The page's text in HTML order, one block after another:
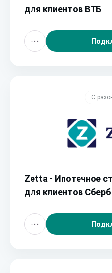
для клиентов ВТБ
Zetta - Ипотечное
для клиентов